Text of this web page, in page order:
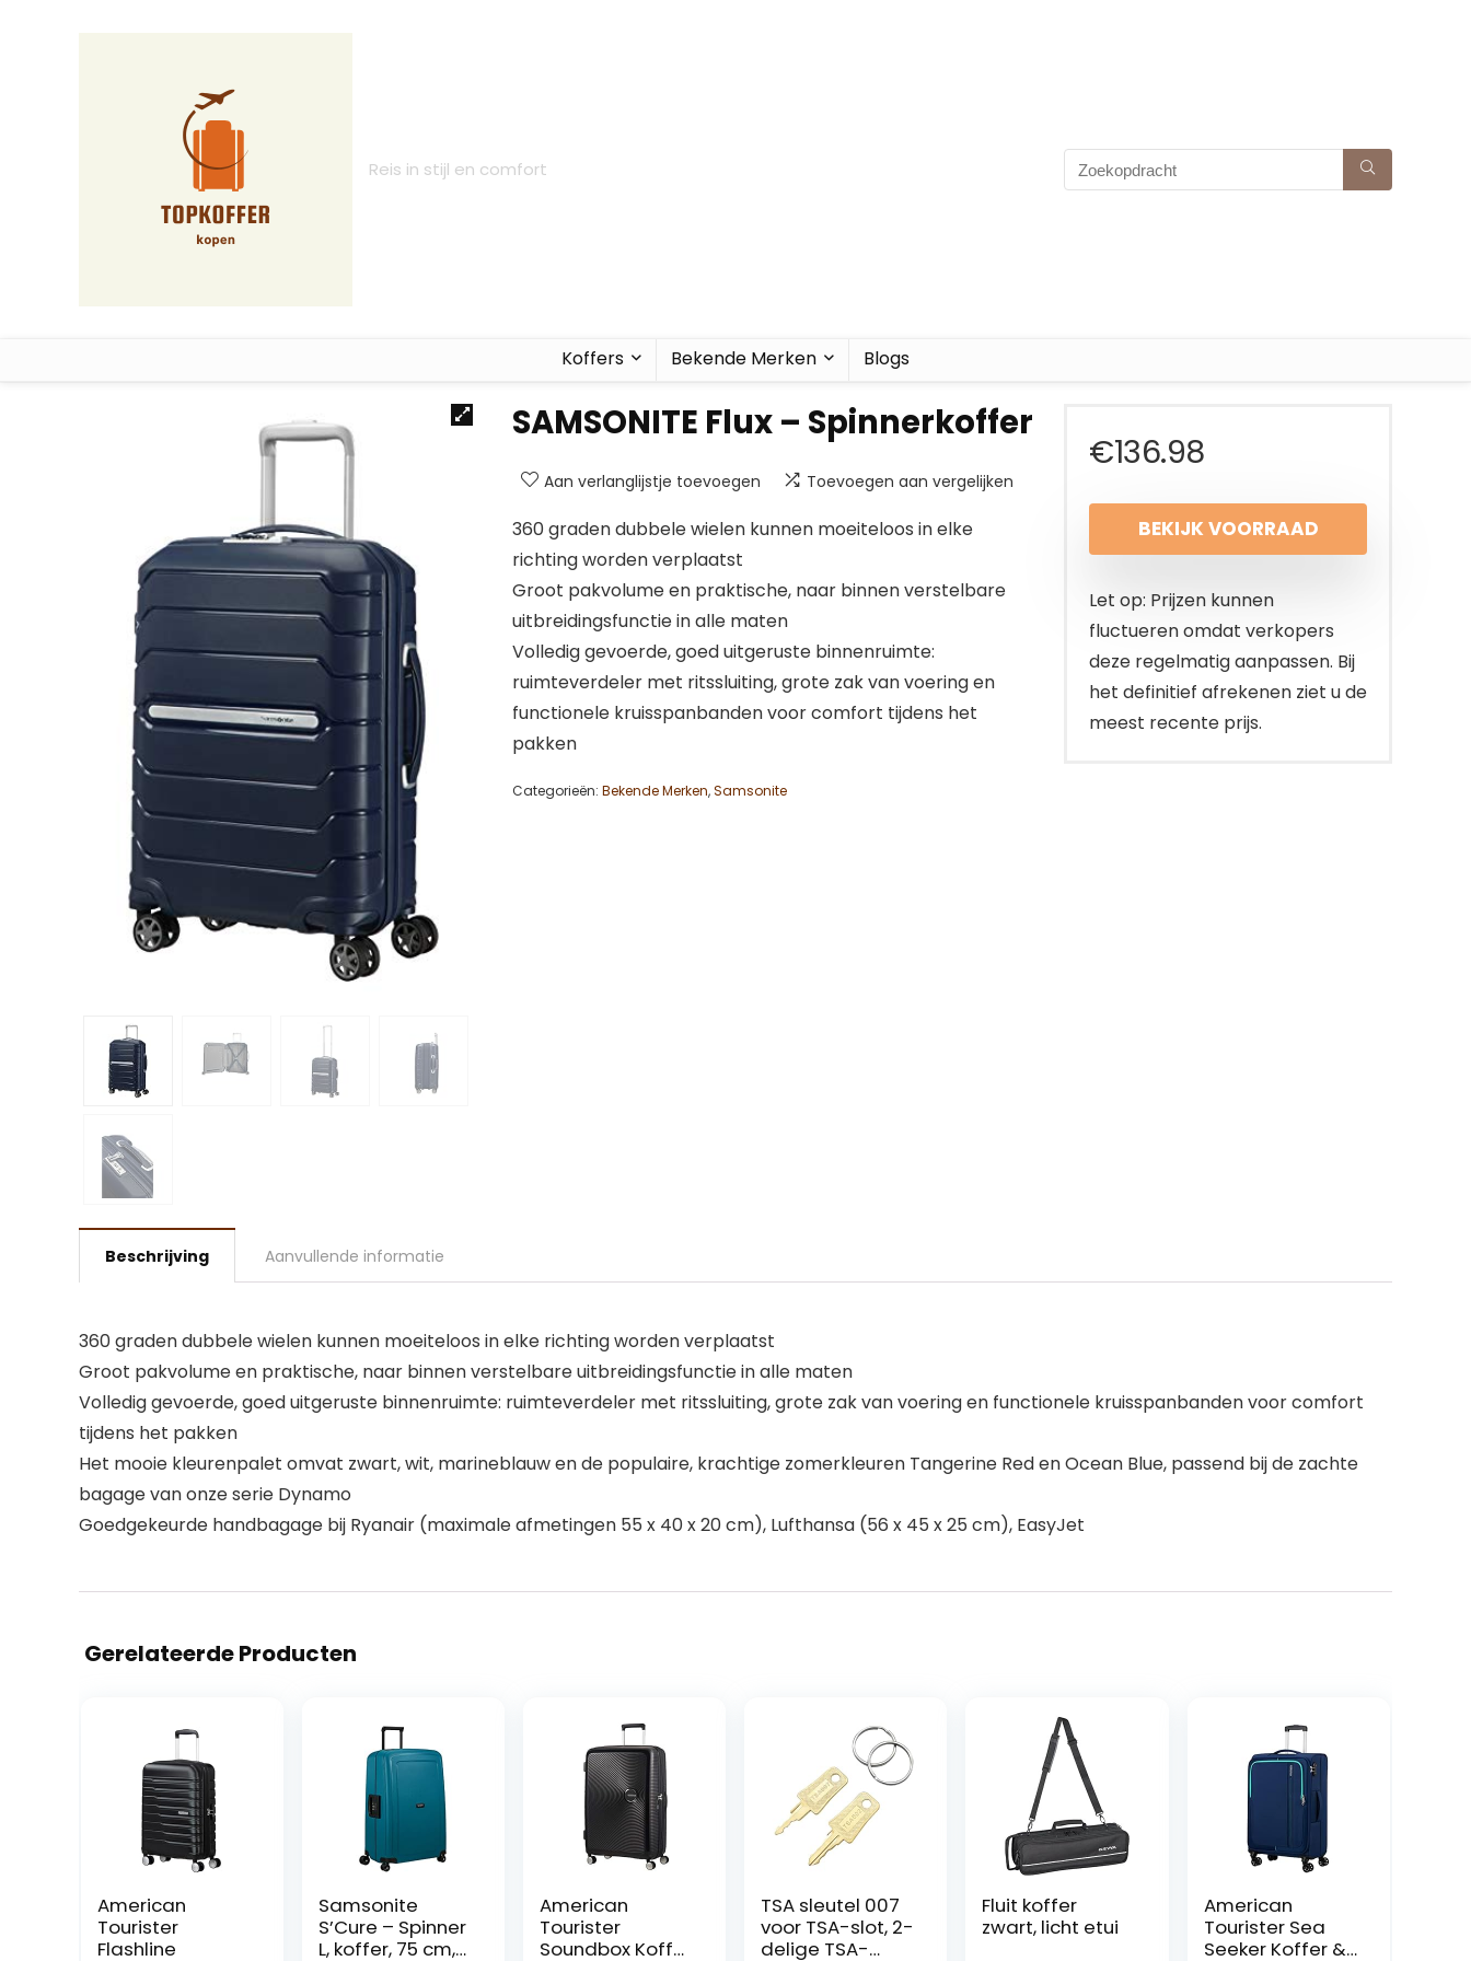
Reis in stijl en comfort
Koffers Bekende Merken Blogs
SAMSONITE Flux – Spinnerkoffer
Aan verlanglijstje toevoegen Toevoegen aan vergelijken
360 graden dubbele wielen kunnen moeiteloos in elke
richting worden verplaatst
Groot pakvolume en praktische, naar binnen verstelbare
uitbreidingsfunctie in alle maten
Volledig gevoerde, goed uitgeruste binnenruimte:
ruimteverdeler met ritssluiting, grote zak van voering en
functionele kruisspanbanden voor comfort tijdens het
pakken
Categorieën: Bekende Merken,Samsonite
€136.98
BEKIJK VOORRAAD
Let op: Prijzen kunnen
fluctueren omdat verkopers
deze regelmatig aanpassen. Bij
het definitief afrekenen ziet u de
meest recente prijs.
Beschrijving Aanvullende informatie
360 graden dubbele wielen kunnen moeiteloos in elke richting worden verplaatst
Groot pakvolume en praktische, naar binnen verstelbare uitbreidingsfunctie in alle maten
Volledig gevoerde, goed uitgeruste binnenruimte: ruimteverdeler met ritssluiting, grote zak van voering en functionele kruisspanbanden voor comfort
tijdens het pakken
Het mooie kleurenpalet omvat zwart, wit, marineblauw en de populaire, krachtige zomerkleuren Tangerine Red en Ocean Blue, passend bij de zachte
bagage van onze serie Dynamo
Goedgekeurde handbagage bij Ryanair (maximale afmetingen 55 x 40 x 20 cm), Lufthansa (56 x 45 x 25 cm), EasyJet
Gerelateerde Producten
American
Tourister
Flashline
Samsonite
S’Cure – Spinner
L, koffer, 75 cm,
American
Tourister
Soundbox Koffer
TSA sleutel 007
voor TSA-slot, 2-
delige TSA-
Fluit koffer
zwart, licht etui
American
Tourister Sea
Seeker Koffer &